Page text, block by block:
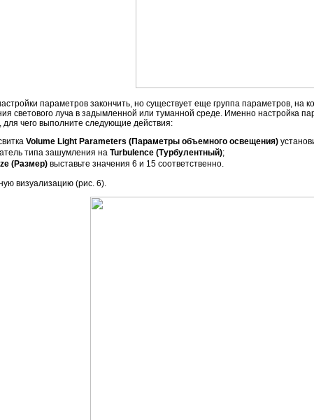
параметров закончить, но существует еще группа параметров, на
светового луча в задымленной или туманной среде. Именно настройка
чего выполните следующие действия:
Volume Light Parameters (Параметры объемного освещения)
типа зашумления на Turbulence (Турбулентный);
(Размер) выставьте значения 6 и 15 соответственно.
визуализацию (рис. 6).